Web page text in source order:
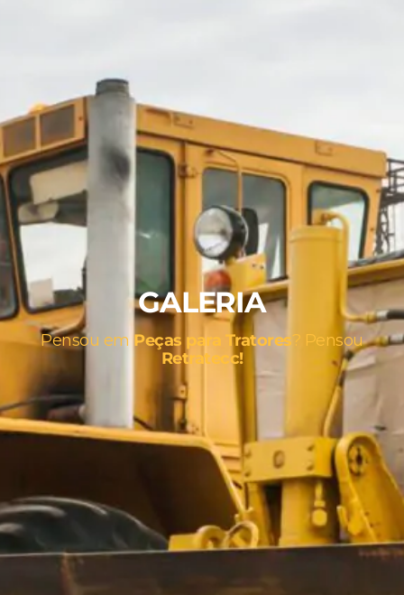
GALERIA
Pensou em Peças para Tratores? Pensou
Retratecc!